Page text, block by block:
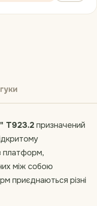
Т923.2призначений
платформ,
між собою
приєднаються різні